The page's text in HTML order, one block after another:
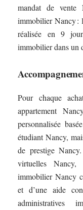
mandat de vente
immobilier Nancy :
réalisée en 9
immobilier dans un
Pour chaque
appartement
personnalisée
étudiant Nancy,
de prestige
virtuelles Nancy,
immobilier Nancy
et d’une aide
administratives